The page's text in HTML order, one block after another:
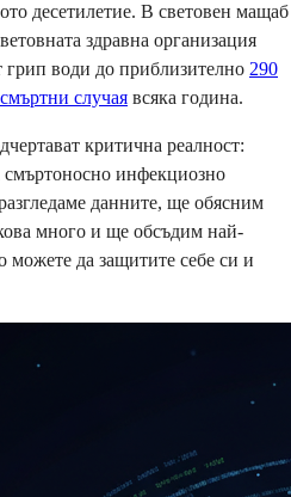
десетилетие. В световен мащаб
здравна организация
води до приблизително 290
случая всяка година.
критична реалност:
смъртоносно инфекциозно
данните, ще обясним
много и ще обсъдим най-
можете да защитите себе си и